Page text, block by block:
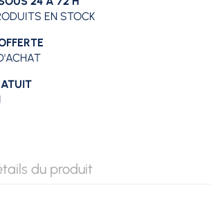
EN STOCK
du produit